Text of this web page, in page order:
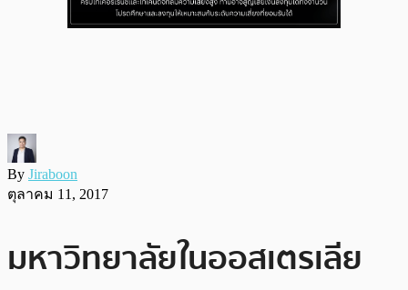
By Jiraboon
ตุลาคม 11, 2017
มหาวิทยาลัยในออสเตรเลีย